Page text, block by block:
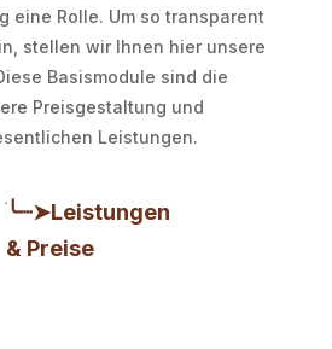
eine Rolle. Um so transparent
stellen wir Ihnen hier unsere
Basismodule sind die
Preisgestaltung und
Leistungen.
ׂ╰┈➤Leistungen
& Preise